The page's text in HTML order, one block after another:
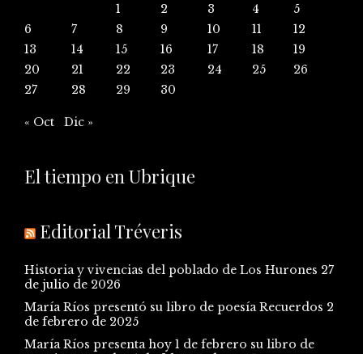
1
2 3 4
5
6
7 8 9 10 11
12
13
14 15 16 17 18
19
20
21 22 23 24 25
26
27
28 29 30
« Oct Dic »
El tiempo en Ubrique
Editorial Tréveris
Historia y vivencias del poblado de Los Hurones 27
de julio de 2026
María Ríos presentó su libro de poesía Recuerdos 2
de febrero de 2025
María Ríos presenta hoy 1 de febrero su libro de